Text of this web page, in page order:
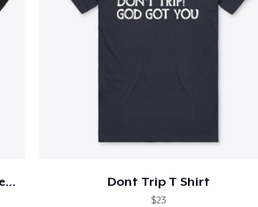
Love Thy Neighbor - Our Classic Design Dont Trip T Shirt
$23